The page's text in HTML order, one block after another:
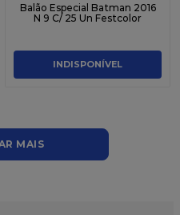
Balão Especial Batman 2016
N 9 C/ 25 Un Festcolor
INDISPONÍVEL
MAIS